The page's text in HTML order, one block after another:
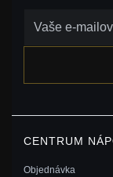
CENTRUM
Objednávka